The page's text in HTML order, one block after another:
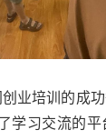
创业培训的成
学习交流的